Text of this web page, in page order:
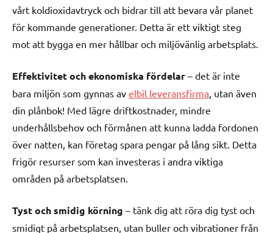
vårt koldioxidavtryck och bidrar till att bevara vår planet
för kommande generationer. Detta är ett viktigt steg
mot att bygga en mer hållbar och miljövänlig arbetsplats.
Effektivitet och ekonomiska fördelar – det är inte
bara miljön som gynnas av elbil leveransfirma, utan även
din plånbok! Med lägre driftkostnader, mindre
underhållsbehov och förmånen att kunna ladda fordonen
över natten, kan företag spara pengar på lång sikt. Detta
frigör resurser som kan investeras i andra viktiga
områden på arbetsplatsen.
Tyst och smidig körning – tänk dig att röra dig tyst och
smidigt på arbetsplatsen, utan buller och vibrationer från